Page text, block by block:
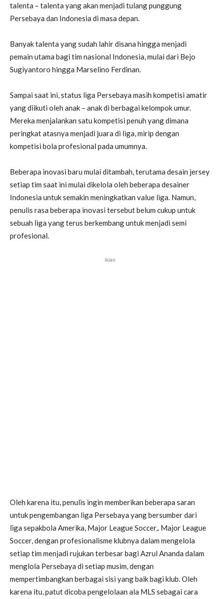
talenta – talenta yang akan menjadi tulang punggung
Persebaya dan Indonesia di masa depan.
Banyak talenta yang sudah lahir disana hingga menjadi
pemain utama bagi tim nasional Indonesia, mulai dari Bejo
Sugiyantoro hingga Marselino Ferdinan.
Sampai saat ini, status liga Persebaya masih kompetisi amatir
yang diikuti oleh anak – anak di berbagai kelompok umur.
Mereka menjalankan satu kompetisi penuh yang dimana
peringkat atasnya menjadi juara di liga, mirip dengan
kompetisi bola profesional pada umumnya.
Beberapa inovasi baru mulai ditambah, terutama desain jersey
setiap tim saat ini mulai dikelola oleh beberapa desainer
Indonesia untuk semakin meningkatkan value liga. Namun,
penulis rasa beberapa inovasi tersebut belum cukup untuk
sebuah liga yang terus berkembang untuk menjadi semi
profesional.
Iklan
Oleh karena itu, penulis ingin memberikan beberapa saran
untuk pengembangan liga Persebaya yang bersumber dari
liga sepakbola Amerika, Major League Soccer,. Major League
Soccer, dengan profesionalisme klubnya dalam mengelola
setiap tim menjadi rujukan terbesar bagi Azrul Ananda dalam
menglola Persebaya di setiap musim, dengan
mempertimbangkan berbagai sisi yang baik bagi klub. Oleh
karena itu, patut dicoba pengelolaan ala MLS sebagai cara